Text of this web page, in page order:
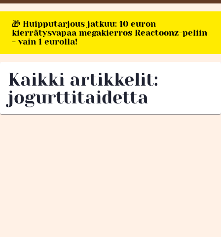
🎁 Huipputarjous jatkuu: 10 euron
kierrätysvapaa megakierros Reactoonz-peliin
- vain 1 eurolla!
Kaikki artikkelit:
jogurttitaidetta